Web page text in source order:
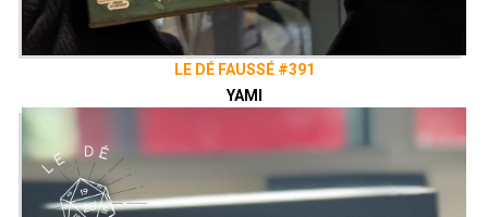
LE DÉ FAUSSÉ #391
YAMI